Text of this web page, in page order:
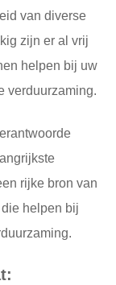
van diverse
zijn er al vrij
helpen bij uw
verduurzaming.
rijke bron van
helpen bij